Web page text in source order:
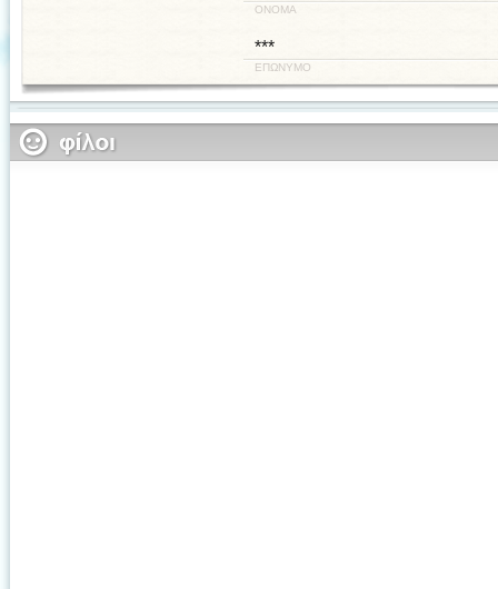
ΟΝΟΜΑ
***
ΕΠΩΝΥΜΟ